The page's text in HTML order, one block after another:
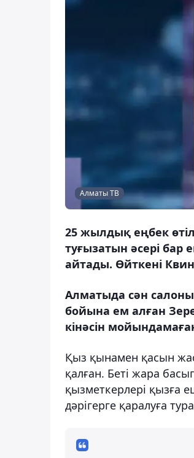
Алматы ТВ
25 жылдық еңбек
туғызатын әсері
айтады. Өйткені
Алматыда сән
бойына ем алған
кінәсін
Қыз қынамен қасын
қалған. Беті жара
қызметкерлері қызға
дәрігерге қаралуға